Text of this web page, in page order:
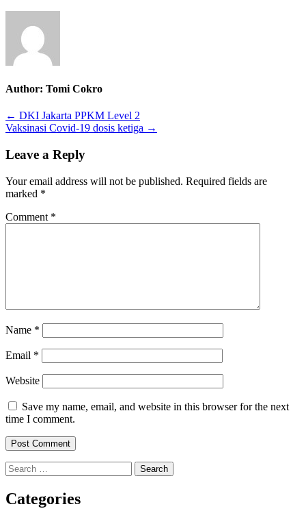
Author: Tomi Cokro
Post
navigation
← DKI Jakarta PPKM Level 2
Vaksinasi Covid-19 dosis ketiga →
Leave a Reply
Your email address will not be published. Required fields are
marked *
Comment *
Name *
Email *
Website
Save my name, email, and website in this browser for the next
time I comment.
Search
for:
Categories